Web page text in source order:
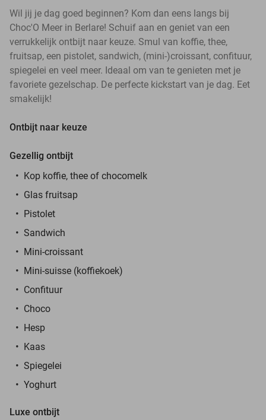
Wil jij je dag goed beginnen? Kom dan eens langs bij
Choc'O Meer in Berlare! Schuif aan en geniet van een
verrukkelijk ontbijt naar keuze. Smul van koffie, thee,
fruitsap, een pistolet, sandwich, (mini-)croissant, confituur,
spiegelei en veel meer. Ideaal om van te genieten met je
favoriete gezelschap. De perfecte kickstart van je dag. Eet
smakelijk!
Ontbijt naar keuze
Gezellig ontbijt
Kop koffie, thee of chocomelk
Glas fruitsap
Pistolet
Sandwich
Mini-croissant
Mini-suisse (koffiekoek)
Confituur
Choco
Hesp
Kaas
Spiegelei
Yoghurt
Luxe ontbijt